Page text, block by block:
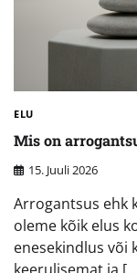
ELU
Mis on
15. Juuli 2026
Arrogantsus ehk
oleme kõik elus
enesekindlus või